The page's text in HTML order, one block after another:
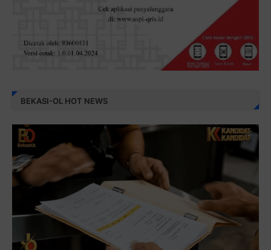
BEKASI-OL HOT NEWS